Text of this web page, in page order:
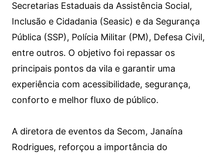
Secretarias Estaduais da Assistência Social,
Inclusão e Cidadania (Seasic) e da Segurança
Pública (SSP), Polícia Militar (PM), Defesa Civil,
entre outros. O objetivo foi repassar os
principais pontos da vila e garantir uma
experiência com acessibilidade, segurança,
conforto e melhor fluxo de público.
A diretora de eventos da Secom, Janaína
Rodrigues, reforçou a importância do